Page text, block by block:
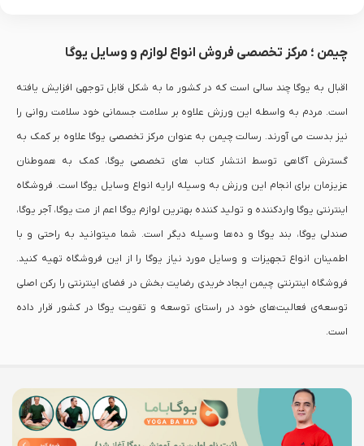
چیمن ؛ مرکز تخصصی فروش انواع لوازم و وسایل یوگا
اقبال به یوگا چند سالی است که در کشور ما به شکل قابل توجهی افزایش یافته
است. مردم به واسطه این ورزش علاوه بر سلامت جسمانی خود سلامت روانی را
نیز بدست می آورند. رسالت چیمن به عنوان مرکز تخصصی یوگا علاوه بر کمک به
گسترش آگاهی توسط انتشار کتاب های تخصصی یوگا، کمک به هموطنان
عزیزمان برای انجام این ورزش به وسیله ارایه انواع وسایل یوگا است. فروشگاه
اینترنتی یوگا واردکننده و تولید کننده بهترین لوازم یوگا اعم از مت یوگا، آجر یوگا،
صندلی یوگا،‌ بند یوگا و ده‌ها وسیله دیگر است. شما میتوانید به راحتی و با
اطمینان انواع تجهیزات و وسایل مورد نیاز یوگا را از این فروشگاه تهیه کنید.
فروشگاه اینترنتی چیمن ایجاد خریدی رضایت بخش در فضای اینترنتی را رکن اصلی
توسعه‌ی فعالیت‌های خود در راستای توسعه و تقویت یوگا در کشور قرار داده
است.